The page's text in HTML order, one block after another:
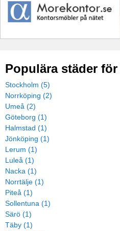
Populära städer
Stockholm (5)
Norrköping (2)
Umeå (2)
Göteborg (1)
Halmstad (1)
Jönköping (1)
Lerum (1)
Luleå (1)
Nacka (1)
Norrtälje (1)
Piteå (1)
Sollentuna (1)
Särö (1)
Täby (1)